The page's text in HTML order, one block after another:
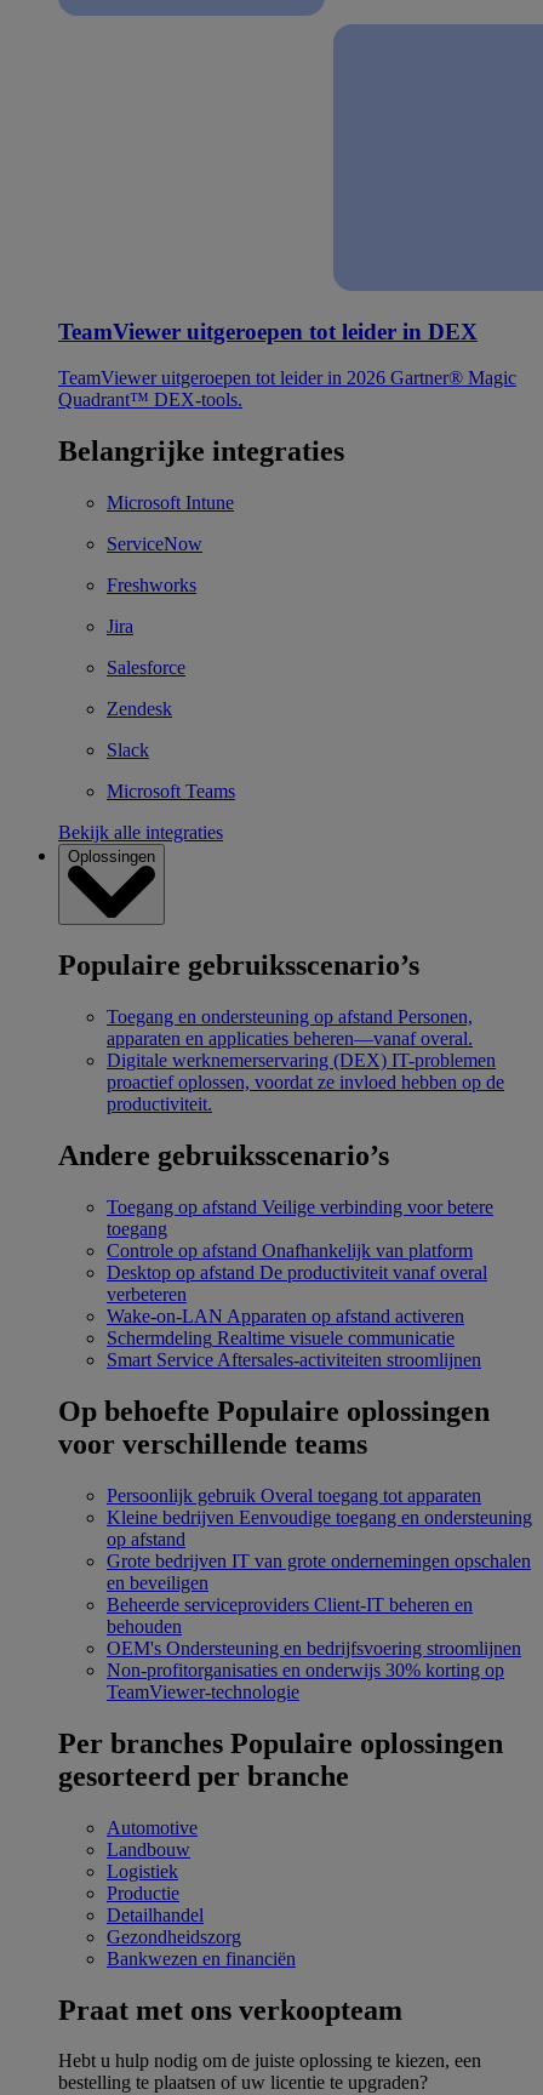
TeamViewer uitgeroepen tot leider in DEX
TeamViewer uitgeroepen tot leider in 2026 Gartner® Magic
Quadrant™ DEX-tools.
Belangrijke integraties
Microsoft Intune
ServiceNow
Freshworks
Jira
Salesforce
Zendesk
Slack
Microsoft Teams
Bekijk alle integraties
Oplossingen
Populaire gebruiksscenario’s
Toegang en ondersteuning op afstand Personen,
apparaten en applicaties beheren—vanaf overal.
Digitale werknemerservaring (DEX) IT-problemen
proactief oplossen, voordat ze invloed hebben op de
productiviteit.
Andere gebruiksscenario’s
Toegang op afstand Veilige verbinding voor betere
toegang
Controle op afstand Onafhankelijk van platform
Desktop op afstand De productiviteit vanaf overal
verbeteren
Wake-on-LAN Apparaten op afstand activeren
Schermdeling Realtime visuele communicatie
Smart Service Aftersales-activiteiten stroomlijnen
Op behoefte Populaire oplossingen
voor verschillende teams
Persoonlijk gebruik Overal toegang tot apparaten
Kleine bedrijven Eenvoudige toegang en ondersteuning
op afstand
Grote bedrijven IT van grote ondernemingen opschalen
en beveiligen
Beheerde serviceproviders Client-IT beheren en
behouden
OEM's Ondersteuning en bedrijfsvoering stroomlijnen
Non-profitorganisaties en onderwijs 30% korting op
TeamViewer-technologie
Per branches Populaire oplossingen
gesorteerd per branche
Automotive
Landbouw
Logistiek
Productie
Detailhandel
Gezondheidszorg
Bankwezen en financiën
Praat met ons verkoopteam
Hebt u hulp nodig om de juiste oplossing te kiezen, een
bestelling te plaatsen of uw licentie te upgraden?